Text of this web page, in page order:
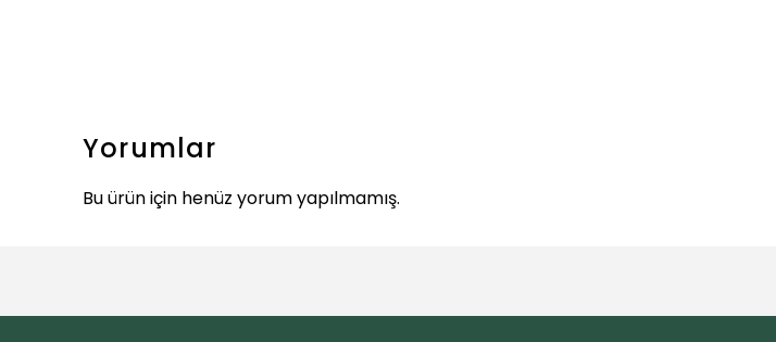
Yorumlar
Bu ürün için henüz yorum yapılmamış.